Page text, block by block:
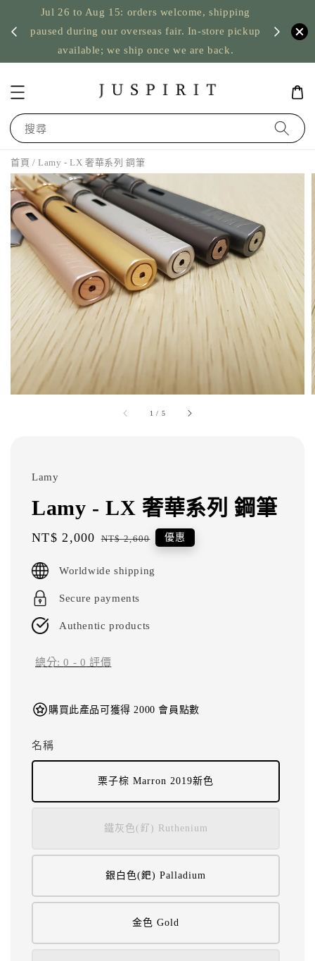
Jul 26 to Aug 15: orders welcome, shipping
paused during our overseas fair. In-store pickup
available; we ship once we are back.
US
搜尋
首頁 / Lamy - LX 奢華系列 鋼筆
1 / 5
Lamy
Lamy - LX 奢華系列 鋼筆
Sale
NT$ 2,000 Regular
NT$ 2,600 優惠
Worldwide shipping
Secure payments
Authentic products
總分:0 - 0 評價
購買此產品可獲得 2000 會員點數
名稱
栗子棕 Marron 2019新色
鐵灰色(釕) Ruthenium
銀白色(鈀) Palladium
金色 Gold